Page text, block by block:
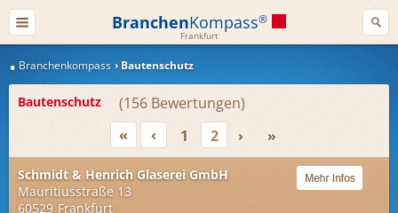
BranchenKompass®
Frankfurt
Branchenkompass Bautenschutz
Bautenschutz
156
«
‹ 1 2 › »
Schmidt & Henrich Glaserei GmbH
Mauritiusstraße 13
60529 Frankfurt